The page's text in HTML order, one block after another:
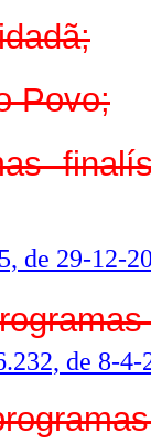
Povo;
de 29-12-
de 8-4-